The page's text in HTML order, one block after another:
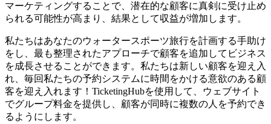
マーケティングすることで、潜在的な顧客に真剣に受け止め
られる可能性が高まり、結果として収益が増加します。
私たちはあなたのウォータースポーツ旅行を計画する手助け
をし、最も整理されたアプローチで顧客を追加してビジネス
を成長させることができます。私たちは新しい顧客を迎え入
れ、毎回私たちの予約システムに時間をかける意欲のある顧
客を迎え入れます！TicketingHubを使用して、ウェブサイト
でグループ料金を提供し、顧客が同時に複数の人を予約でき
るようにします。